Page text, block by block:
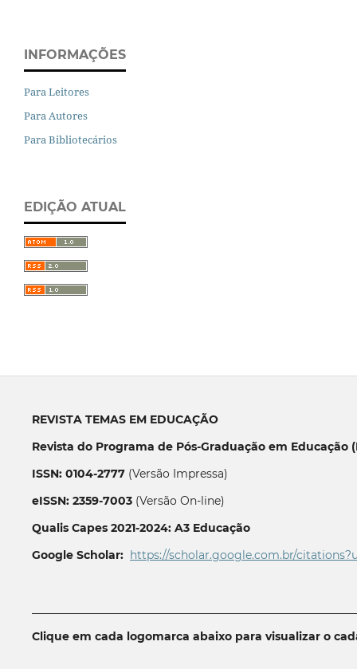
INFORMAÇÕES
Para Leitores
Para Autores
Para Bibliotecários
EDIÇÃO ATUAL
REVISTA TEMAS EM EDUCAÇÃO
Revista do Programa de Pós-Graduação em Educação
ISSN: 0104-2777(Versão Impressa)
eISSN: 2359-7003(Versão On-line)
Qualis Capes 2021-2024: A3 Educação
Google Scholar: https://scholar.google.com.br/
Clique em cada logomarca abaixo para visualizar o